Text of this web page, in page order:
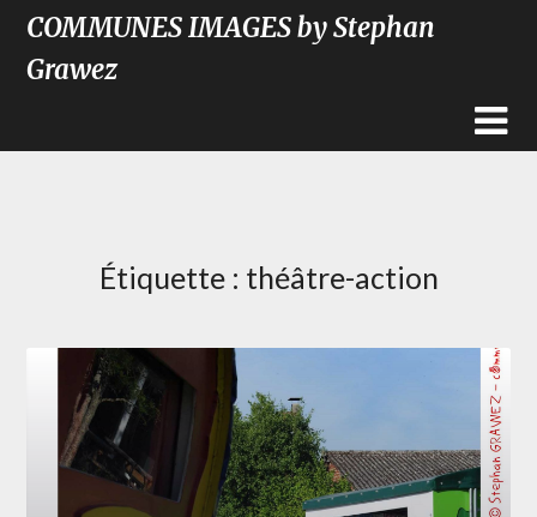
COMMUNES IMAGES by Stephan
Grawez
Étiquette : théâtre-action